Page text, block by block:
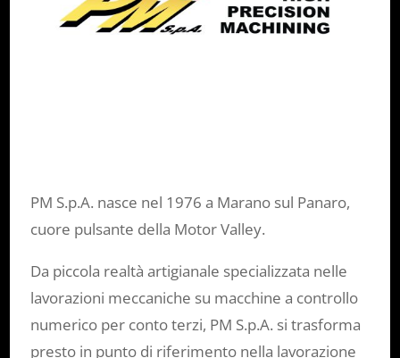
PM S.p.A. nasce nel 1976 a Marano sul Panaro,
cuore pulsante della Motor Valley.
Da piccola realtà artigianale specializzata nelle
lavorazioni meccaniche su macchine a controllo
numerico per conto terzi, PM S.p.A. si trasforma
presto in punto di riferimento nella lavorazione